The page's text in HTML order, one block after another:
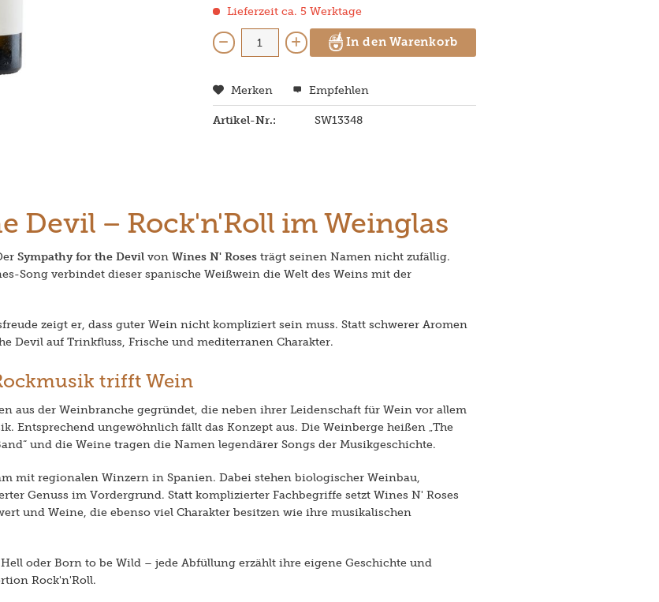
Lieferzeit ca. 5 Werktage
In den Warenkorb
Merken Empfehlen
Artikel-Nr.: SW13348
Devil – Rock'n'Roll im Weinglas
Sympathy for the Devil von Wines N' Roses trägt seinen Namen nicht zufällig.
Song verbindet dieser spanische Weißwein die Welt des Weins mit der
zeigt er, dass guter Wein nicht kompliziert sein muss. Statt schwerer Aromen
Devil auf Trinkfluss, Frische und mediterranen Charakter.
trifft Wein
aus der Weinbranche gegründet, die neben ihrer Leidenschaft für Wein vor allem
Entsprechend ungewöhnlich fällt das Konzept aus. Die Weinberge heißen „The
und die Weine tragen die Namen legendärer Songs der Musikgeschichte.
mit regionalen Winzern in Spanien. Dabei stehen biologischer Weinbau,
Genuss im Vordergrund. Statt komplizierter Fachbegriffe setzt Wines N' Roses
und Weine, die ebenso viel Charakter besitzen wie ihre musikalischen
oder Born to be Wild – jede Abfüllung erzählt ihre eigene Geschichte und
Rock'n'Roll.